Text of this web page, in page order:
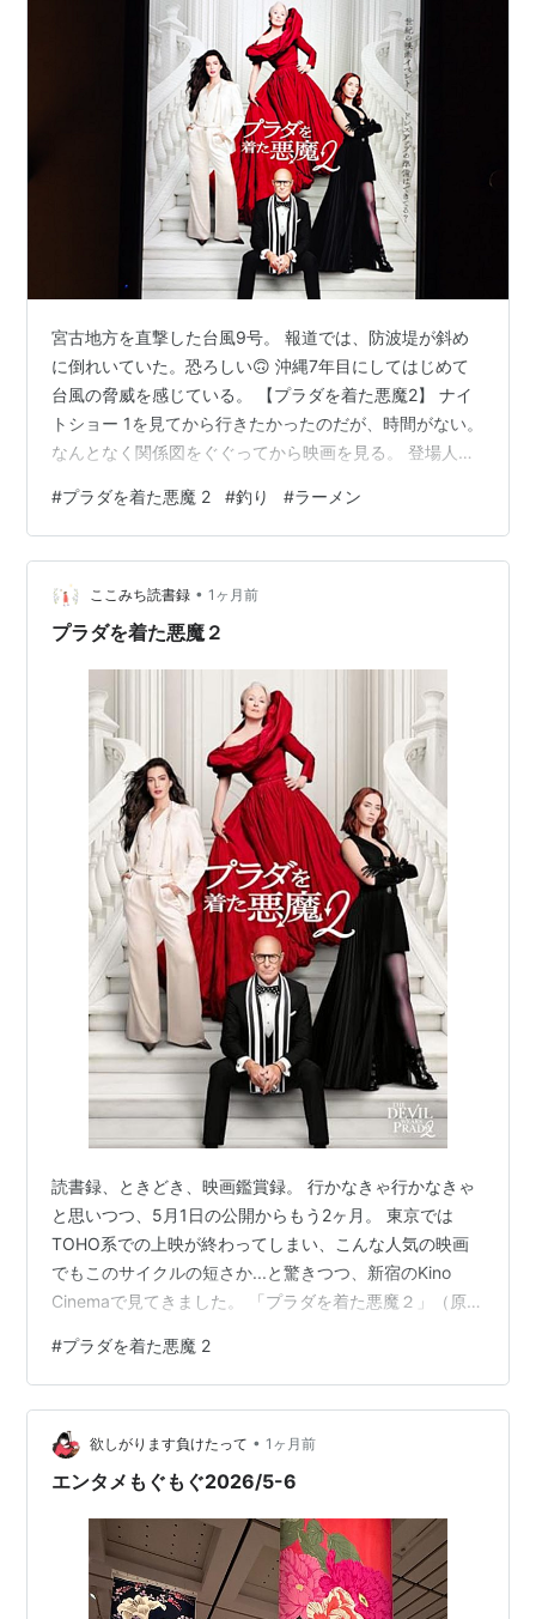
宮古地方を直撃した台風9号。 報道では、防波堤が斜め
に倒れいていた。恐ろしい🙃 沖縄7年目にしてはじめて
台風の脅威を感じている。 【プラダを着た悪魔2】 ナイ
トショー 1を見てから行きたかったのだが、時間がない。
なんとなく関係図をぐぐってから映画を見る。 登場人物
必死に今をもがくアンハサウェイ。自信ってかっこい
い。１も見ないと。 【LEGO首里城】 再現度が高い 焼失
前の首里城を見たことがない私。秋ごろに工事が完了す
るみたい。琉球史を勉強して見に行かないとー。 【魂燃
やす調査】 知念半島からの景色 3時間仮眠を取り、24時
#プラダを着た悪魔 2 #釣り #ラーメン
ここみち読書録 • 1ヶ月前
プラダを着た悪魔２
読書録、ときどき、映画鑑賞録。 行かなきゃ行かなきゃ
と思いつつ、5月1日の公開からもう2ヶ月。 東京では
TOHO系での上映が終わってしまい、こんな人気の映画
でもこのサイクルの短さか...と驚きつつ、新宿のKino
Cinemaで見てきました。 「プラダを着た悪魔２」（原
ようですけれども、やっぱりスクリーンがおすすめ。 さ
らに、20年前の「１」を復習してから行くのがおすすめ
です。 youtu.be すぐにでもまた見たい映画 鑑賞後の感
想は、胸が膨らむような満足感。 エンドロールを見なが
ら、すぐにもう一度見たい！と…
#プラダを着た悪魔 2
欲しがります負けたって • 1ヶ月前
エンタメもぐもぐ2026/5-6